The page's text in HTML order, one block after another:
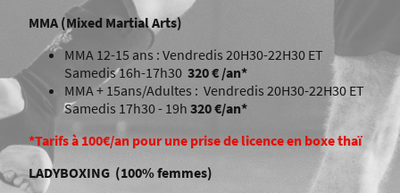
MMA (Mixed Martial Arts)
MMA 12-15 ans : Vendredis 20H30-22H30 ET
Samedis 16h-17h30 320 € /an*
MMA + 15ans/Adultes : Vendredis 20H30-22H30 ET
Samedis 17h30 - 19h 320€/an*
*Tarifs à 100€/an pour une prise de licence en boxe thaï
LADYBOXING (100% femmes)